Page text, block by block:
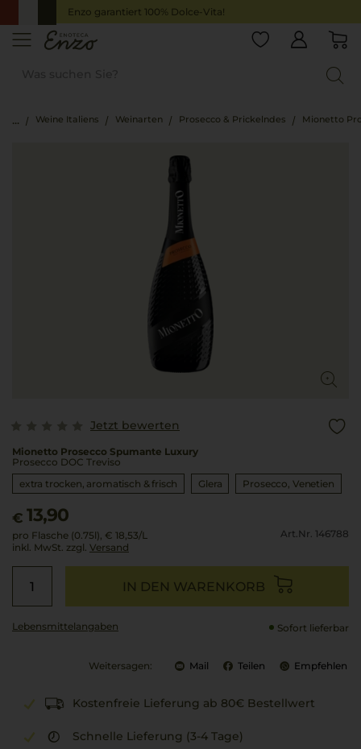
Enzo garantiert 100% Dolce-Vita!
Weine Italiens Weinarten Prosecco & Prickelndes Mionetto
Jetzt bewerten
Mionetto Prosecco Spumante Luxury
Prosecco DOC Treviso
extra trocken, aromatisch & frisch
Glera Prosecco Venetien
€ 13,90
pro Flasche (0.75l), € 18,53/L
inkl. MwSt. zzgl. Versand
Art.Nr. 146788
IN DEN WARENKORB
Lebensmittel­angaben Sofort lieferbar
Weitersagen: Mail Teilen Empfehlen
Kostenfreie Lieferung ab 80€ Bestellwert
Schnelle Lieferung (3-4 Tage)